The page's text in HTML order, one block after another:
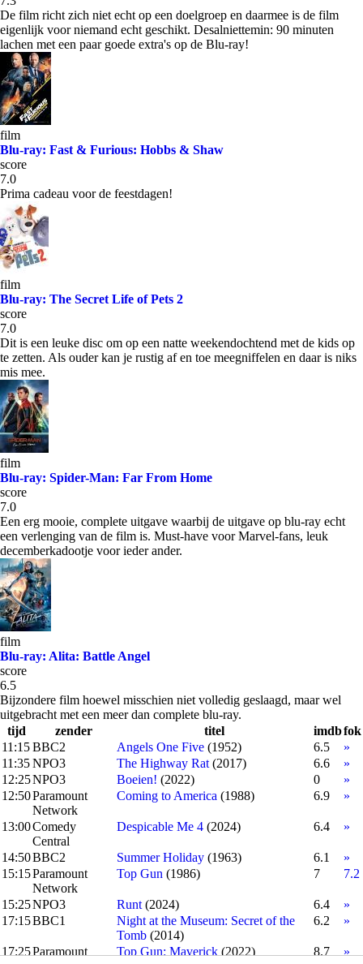
De film richt zich niet echt op een doelgroep en daarmee is de film
eigenlijk voor niemand echt geschikt. Desalniettemin: 90 minuten
lachen met een paar goede extra's op de Blu-ray!
film
Blu-ray: Fast & Furious: Hobbs & Shaw
score
7.0
Prima cadeau voor de feestdagen!
film
Blu-ray: The Secret Life of Pets 2
score
7.0
Dit is een leuke disc om op een natte weekendochtend met de kids op
te zetten. Als ouder kan je rustig af en toe meegniffelen en daar is niks
mis mee.
film
Blu-ray: Spider-Man: Far From Home
score
7.0
Een erg mooie, complete uitgave waarbij de uitgave op blu-ray echt
een verlenging van de film is. Must-have voor Marvel-fans, leuk
decemberkadootje voor ieder ander.
film
Blu-ray: Alita: Battle Angel
score
6.5
Bijzondere film hoewel misschien niet volledig geslaagd, maar wel
uitgebracht met een meer dan complete blu-ray.
tijd
zender titel imdbfok
11:15BBC2 Angels One Five (1952) 6.5
»
11:35NPO3 The Highway Rat (2017) 6.6
»
12:25NPO3 Boeien! (2022) 0
»
12:50Paramount
Network
Coming to America (1988) 6.9 »
13:00Comedy
Central
Despicable Me 4 (2024) 6.4 »
14:50BBC2 Summer Holiday (1963) 6.1
»
15:15Paramount
Network
Top Gun (1986) 7 7.2
15:25NPO3 Runt (2024) 6.4
»
17:15BBC1
Night at the Museum: Secret of the
Tomb (2014)
6.2 »
17:25Paramount
Top Gun: Maverick (2022) 8.7 »